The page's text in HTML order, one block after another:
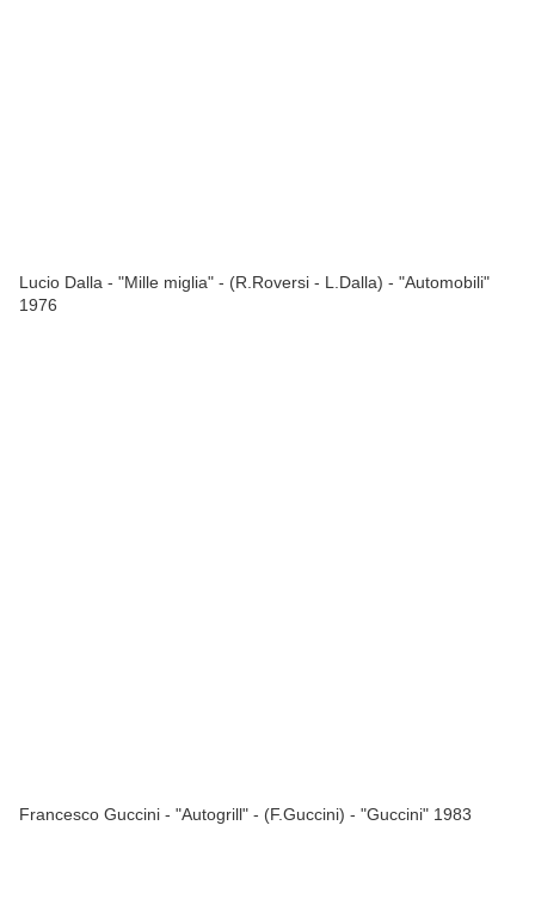
Lucio Dalla - "Mille miglia" - (R.Roversi - L.Dalla) - "Automobili"
1976
Francesco Guccini - "Autogrill" - (F.Guccini) - "Guccini" 1983